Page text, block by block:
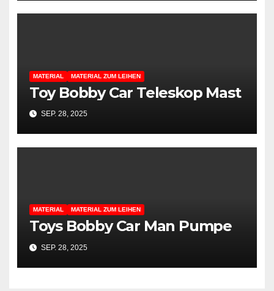
MATERIAL MATERIAL ZUM LEIHEN
Toy Bobby Car Teleskop Mast
SEP. 28, 2025
MATERIAL MATERIAL ZUM LEIHEN
Toys Bobby Car Man Pumpe
SEP. 28, 2025